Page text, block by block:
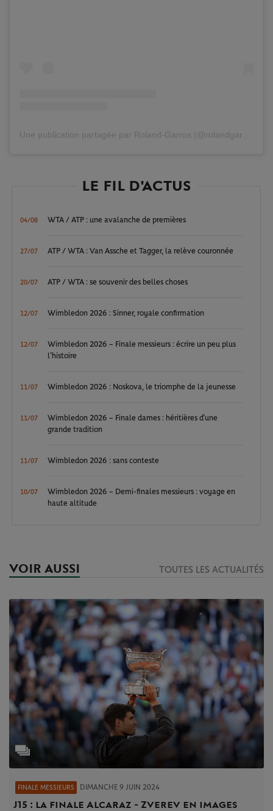
LE FIL D'ACTUS
04/08 WTA / ATP : une avalanche de premières
27/07 ATP / WTA : Van Assche et Tagger, la relève couronnée
20/07 ATP / WTA : se souvenir des belles choses
12/07 Wimbledon 2026 : Sinner, royale confirmation
12/07
Wimbledon 2026 – Finale messieurs : écrire un peu plus
l’histoire
11/07 Wimbledon 2026 : Noskova, le triomphe de la jeunesse
11/07
Wimbledon 2026 – Finale dames : héritières d’une
grande tradition
11/07 Wimbledon 2026 : sans conteste
10/07
Wimbledon 2026 – Demi-finales messieurs : voyage en
haute altitude
VOIR AUSSI TOUTES LES ACTUALITÉS
FINALE MESSIEURS DIMANCHE 9 JUIN 2024
J15 : la finale Alcaraz - Zverev en images